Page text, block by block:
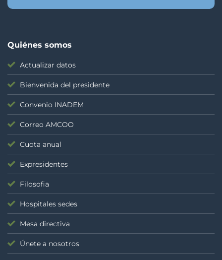
Quiénes somos
Actualizar datos
Bienvenida del presidente
Convenio INADEM
Correo AMCOO
Cuota anual
Expresidentes
Filosofia
Hospitales sedes
Mesa directiva
Únete a nosotros